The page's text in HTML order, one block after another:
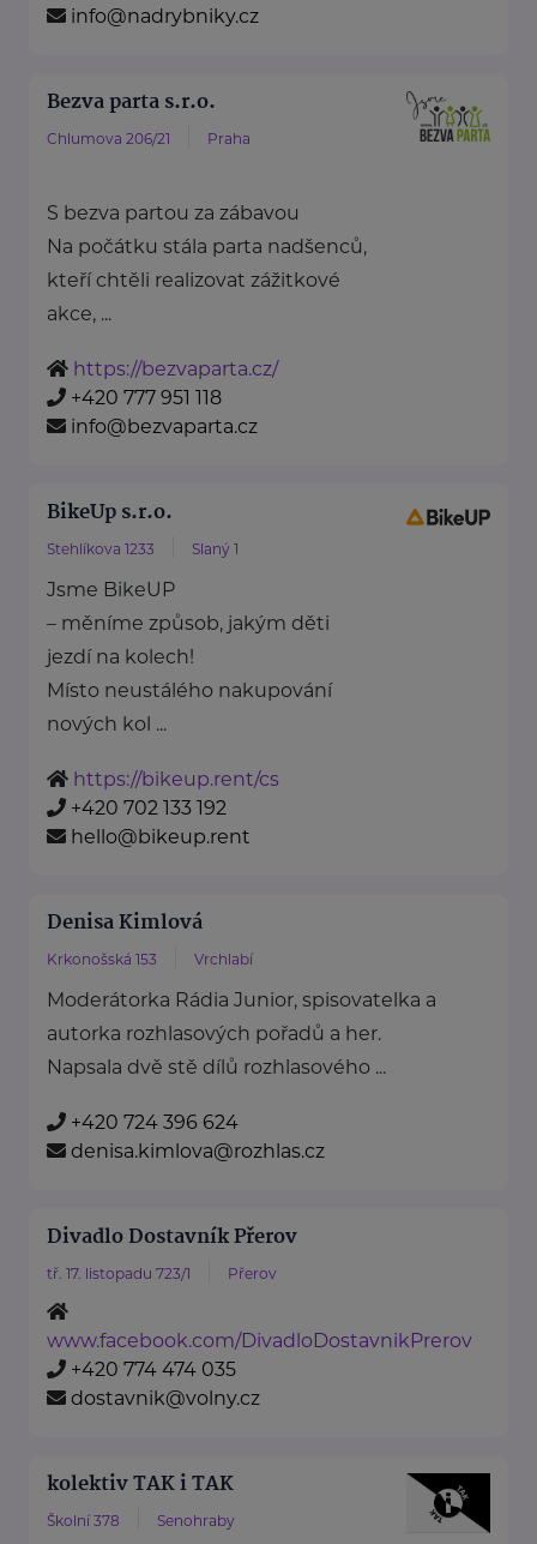
info@nadrybniky.cz
Bezva parta s.r.o.
Chlumova 206/21 Praha
S bezva partou za zábavou
Na počátku stála parta nadšenců,
kteří chtěli realizovat zážitkové
akce, ...
https://bezvaparta.cz/
+420 777 951 118
info@bezvaparta.cz
BikeUp s.r.o.
Stehlíkova 1233 Slaný 1
Jsme BikeUP
– měníme způsob, jakým děti
jezdí na kolech!
Místo neustálého nakupování
nových kol ...
https://bikeup.rent/cs
+420 702 133 192
hello@bikeup.rent
Denisa Kimlová
Krkonošská 153 Vrchlabí
Moderátorka Rádia Junior, spisovatelka a
autorka rozhlasových pořadů a her.
Napsala dvě stě dílů rozhlasového ...
+420 724 396 624
denisa.kimlova@rozhlas.cz
Divadlo Dostavník Přerov
tř. 17. listopadu 723/1 Přerov
www.facebook.com/DivadloDostavnikPrerov
+420 774 474 035
dostavnik@volny.cz
kolektiv TAK i TAK
Školní 378 Senohraby